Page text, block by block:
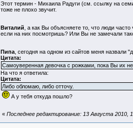
Этот термин - Михаила Радуги (см. ссылку на
тоже не плохо звучит.
Виталий , а как Вы объясняете то, что люди
если на них посмотришь? Или Вы не замечали
Пипа, сегодня на одном из сайтов меня назвали
Цитата:
Самоуверенная девочка с рожками, пока Вы их
На что я ответила:
Цитата:
Либо обломаю, либо отточу.
А у тебя откуда пошло?
« Последнее редактирование: 13 Августа 2010,